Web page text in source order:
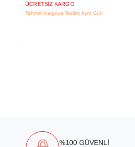
ÜCRETSIZ KARGO
Tahmini Kargoya Teslim: Aynı Gün
%100 GÜVENLİ